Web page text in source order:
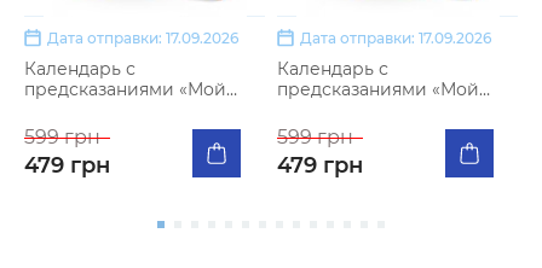
Дата отправки: 17.09.2026
Календарь с
предсказаниями «Мой
599 грн
479 грн
Дата отправки: 17.09.2026
Календарь с
предсказаниями «Мой
599 грн
479 грн